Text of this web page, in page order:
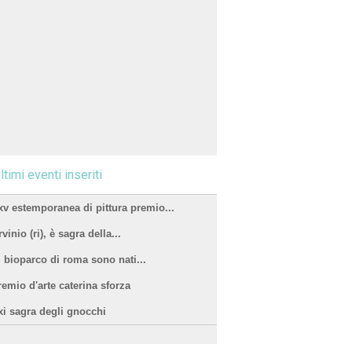
eventi inseriti
estemporanea di pittura premio...
(ri), è sagra della...
bioparco di roma sono nati...
d'arte caterina sforza
sagra degli gnocchi